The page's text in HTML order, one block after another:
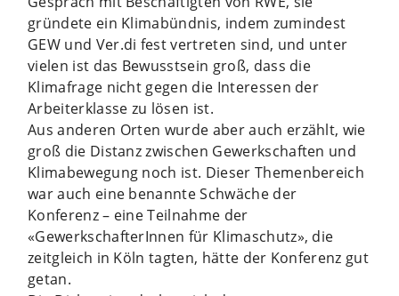
gründete ein Klimabündnis, indem zumindest
GEW und Ver.di fest vertreten sind, und unter
vielen ist das Bewusstsein groß, dass die
Klimafrage nicht gegen die Interessen der
Arbeiterklasse zu lösen ist.
Aus anderen Orten wurde aber auch erzählt, wie
groß die Distanz zwischen Gewerkschaften und
Klimabewegung noch ist. Dieser Themenbereich
war auch eine benannte Schwäche der
Konferenz – eine Teilnahme der
«GewerkschafterInnen für Klimaschutz», die
zeitgleich in Köln tagten, hätte der Konferenz gut
getan.